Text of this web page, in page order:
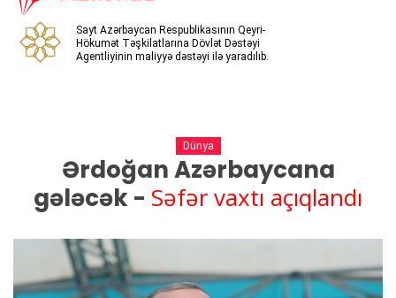
Sayt Azərbaycan Respublikasının Qeyri-
Hökumət Təşkilatlarına Dövlət Dəstəyi
Agentliyinin maliyyə dəstəyi ilə yaradılıb.
Dünya
Ərdoğan Azərbaycana
gələcək - Səfər vaxtı açıqlandı